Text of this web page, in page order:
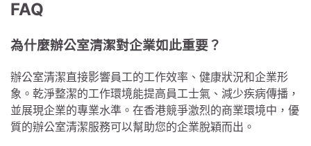
FAQ
為什麼辦公室清潔對企業如此重要？
辦公室清潔直接影響員工的工作效率、健康狀況和企業形
象。乾淨整潔的工作環境能提高員工士氣、減少疾病傳播，
並展現企業的專業水準。在香港競爭激烈的商業環境中，優
質的辦公室清潔服務可以幫助您的企業脫穎而出。